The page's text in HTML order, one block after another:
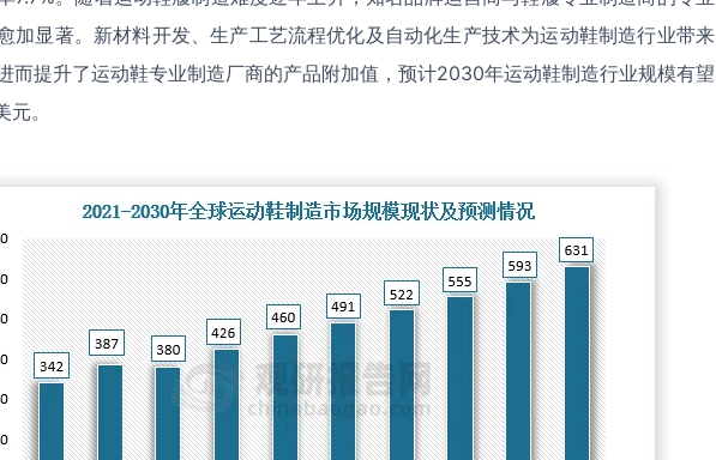
加显著。新材料开发、生产工艺流程优化及自动化生产技术为运动鞋制造行业带来
而提升了运动鞋专业制造厂商的产品附加值，预计2030年运动鞋制造行业规模有望
。